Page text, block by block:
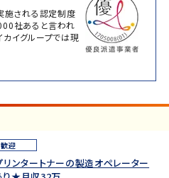
施される認定制度
社あると言われ
カイグループでは現
迎
リンタートナーの製造オペレーター